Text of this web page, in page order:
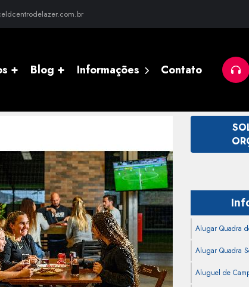
+ Blog + Informações Contato
Alugar Quadra
Alugar Quadra
Aluguel de